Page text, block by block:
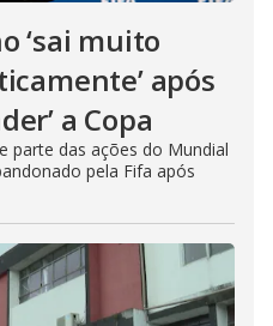
‘sai muito
após
a Copa
parte das ações do Mundial
pela Fifa após